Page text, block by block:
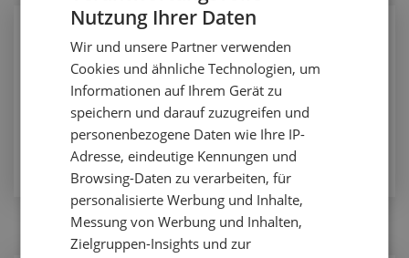
Nutztiere
Milchviehaufzucht - Aufzuchtkosten
Nutztiere
ZUM ARTIKEL
Nutzung Ihrer Daten
Wir und unsere Partner verwenden
Cookies und ähnliche Technologien, um
Informationen auf Ihrem Gerät zu
speichern und darauf zuzugreifen und
personenbezogene Daten wie Ihre IP-
Adresse, eindeutige Kennungen und
Browsing-Daten zu verarbeiten, für
personalisierte Werbung und Inhalte,
Messung von Werbung und Inhalten,
Zielgruppen-Insights und zur